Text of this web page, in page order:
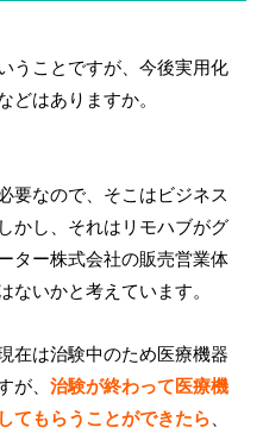
うことですが、今後実用化
どはありますか。
要なので、そこはビジネス
かし、それはリモハブがグ
ター株式会社の販売営業体
ないかと考えています。
在は治験中のため医療機器
が、治験が終わって医療機
てもらうことができたら、